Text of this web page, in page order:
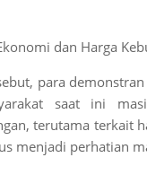
dan Harga
para
saat ini
terutama terkait
menjadi perhatian